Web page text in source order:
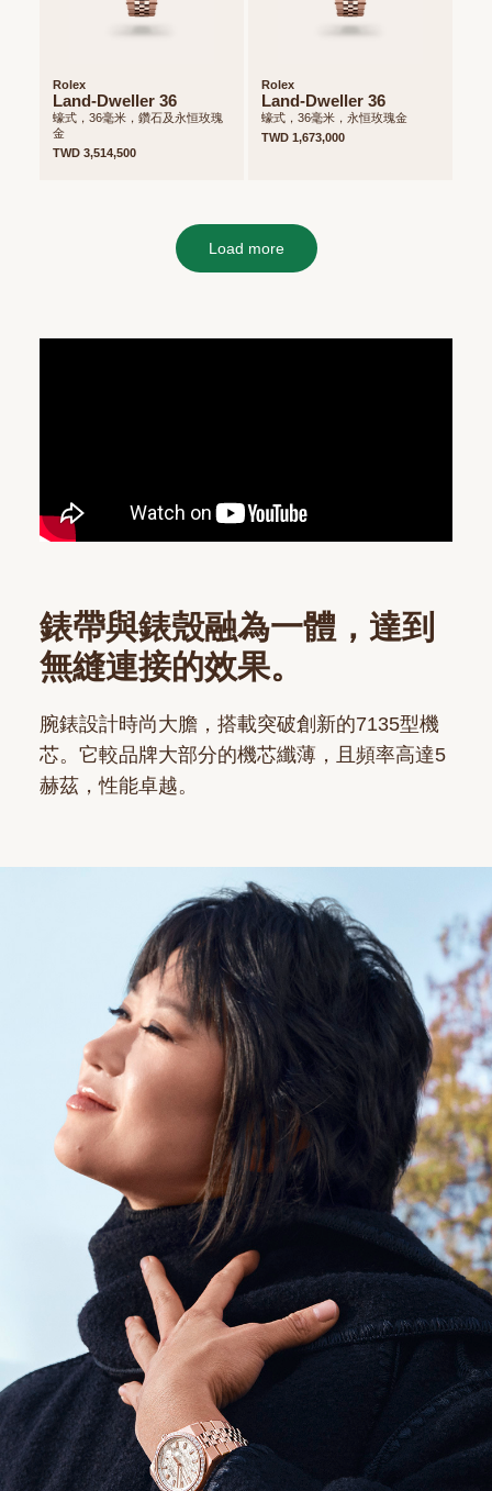
Rolex
Land-Dweller 36
蠔式，36毫米，鑽石及永恒玫瑰
金
TWD 3,514,500
Rolex
Land-Dweller 36
蠔式，36毫米，永恒玫瑰金
TWD 1,673,000
Load more
錶帶與錶殼融為一體，達到
無縫連接的效果。
腕錶設計時尚大膽，搭載突破創新的7135型機
芯。它較品牌大部分的機芯纖薄，且頻率高達5
赫茲，性能卓越。